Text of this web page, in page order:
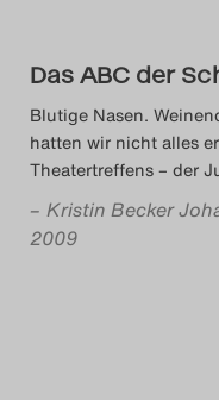
Das ABC der
Blutige Nasen.
hatten wir nicht alles
Theatertreffens – der
– Kristin Becker
2009